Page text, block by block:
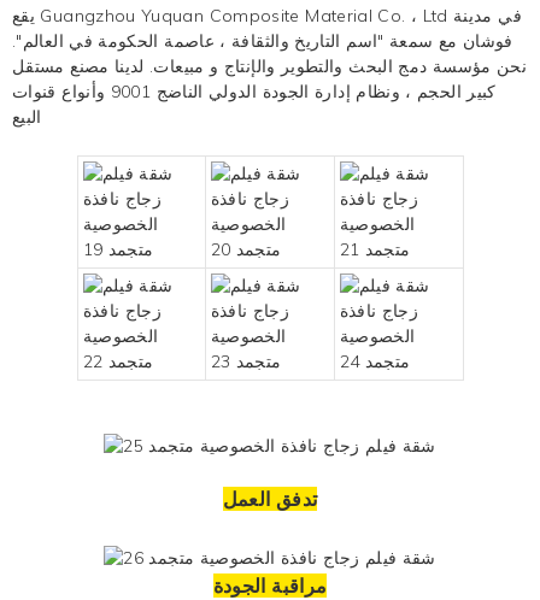
يقع Guangzhou Yuquan Composite Material Co. ، Ltd في مدينة
فوشان مع سمعة "اسم التاريخ والثقافة ، عاصمة الحكومة في العالم".
نحن مؤسسة دمج البحث والتطوير والإنتاج و مبيعات. لدينا مصنع مستقل
كبير الحجم ، ونظام إدارة الجودة الدولي الناضج 9001 وأنواع قنوات
البيع
تدفق العمل
مراقبة الجودة